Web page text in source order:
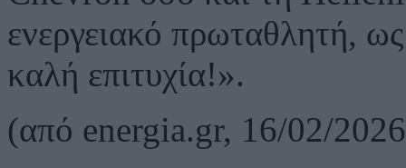
ενεργειακό πρωταθλητή,
καλή επιτυχία!».
(από energia.gr, 16/02/